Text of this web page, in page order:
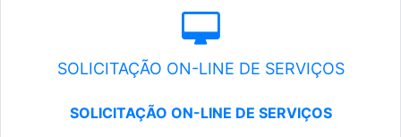
SOLICITAÇÃO ON-LINE DE SERVIÇOS
SOLICITAÇÃO ON-LINE DE SERVIÇOS